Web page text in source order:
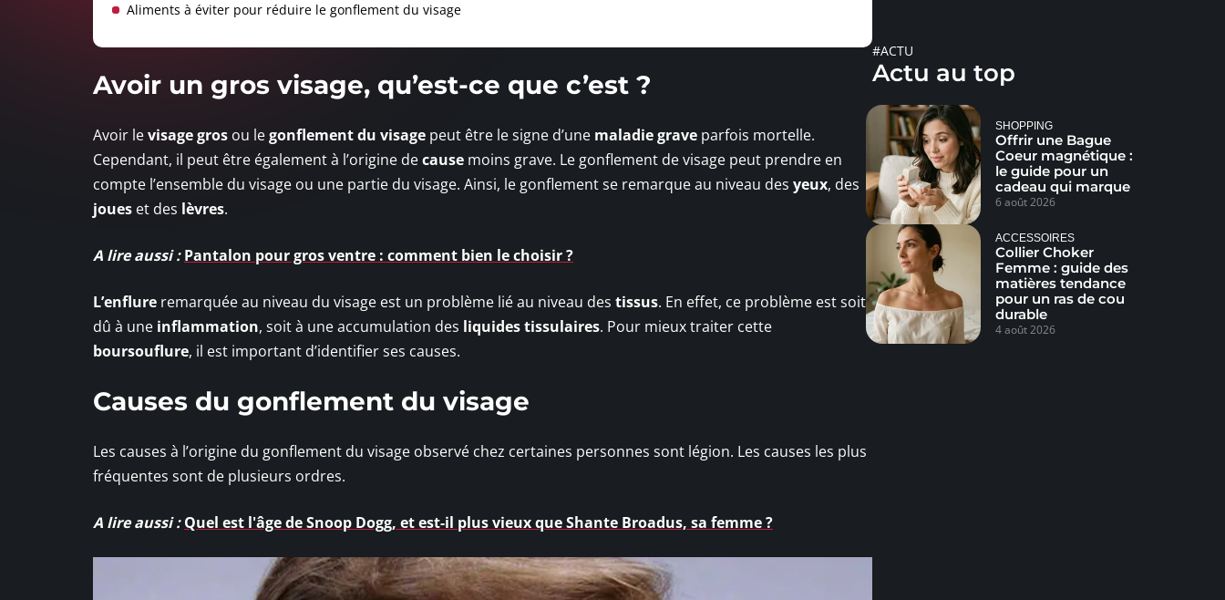
Aliments à éviter pour réduire le gonflement du visage
Avoir un gros visage, qu’est-ce que c’est ?
Avoir levisage gros ou legonflementdu visage peut être le signe d’une maladie grave parfois mortelle.
Cependant, il peut être également à l’origine decause moins grave. Le gonflement de visage peut prendre en
compte l’ensemble du visage ou une partie du visage. Ainsi, le gonflement se remarque au niveau des yeux, des
joues et des lèvres.
A lire aussi : Pantalon pour gros ventre : comment bien le choisir ?
L’enflure remarquée au niveau du visage est un problème lié au niveau des tissus. En effet, ce problème est soit,
dû à une inflammation, soit à une accumulation des liquides tissulaires. Pour mieux traiter cette
boursouflure, il est important d’identifier ses causes.
Causes du gonflement du visage
Les causes à l’origine du gonflement du visage observé chez certaines personnes sont légion. Les causes les plus
fréquentes sont de plusieurs ordres.
A lire aussi : Quel est l'âge de Snoop Dogg, et est-il plus vieux que Shante Broadus, sa femme ?
#ACTU
Actu au top
SHOPPING
Offrir une Bague
Coeur magnétique :
le guide pour un
cadeau qui marque
6 août 2026
ACCESSOIRES
Collier Choker
Femme : guide des
matières tendance
pour un ras de cou
durable
4 août 2026